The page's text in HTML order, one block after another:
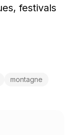
festivals
montagne